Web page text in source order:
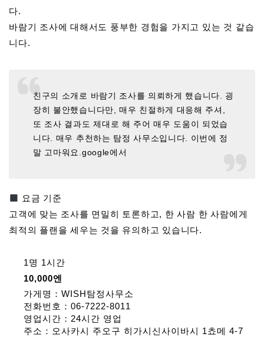
다.
바람기 조사에 대해서도 풍부한 경험을 가지고 있는 것 같습
니다.
친구의 소개로 바람기 조사를 의뢰하게 했습니다. 굉
장히 불안했습니다만, 매우 친절하게 대응해 주셔,
또 조사 결과도 제대로 해 주어 매우 도움이 되었습
니다. 매우 추천하는 탐정 사무소입니다. 이번에 정
말 고마워요.google에서
요금 기준
고객에 맞는 조사를 면밀히 토론하고, 한 사람 한 사람에게
최적의 플랜을 세우는 것을 유의하고 있습니다.
1명 1시간
10,000엔
가게명：WISH탐정사무소
전화번호：06-7222-8011
영업시간：24시간 영업
주소：오사카시 주오구 히가시신사이바시 1쵸메 4-7